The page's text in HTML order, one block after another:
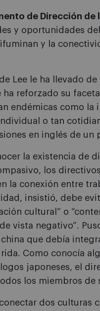
de Dirección de
y oportunidades
y la
Lee le ha llevado de
ha reforzado su
endémicas como la
o tan
en inglés de un
la existencia de
los
la conexión entre
insistió, debe
cultural” o
vista negativo”.
que debía
Como conocía
japoneses, el
los miembros de
dos culturas